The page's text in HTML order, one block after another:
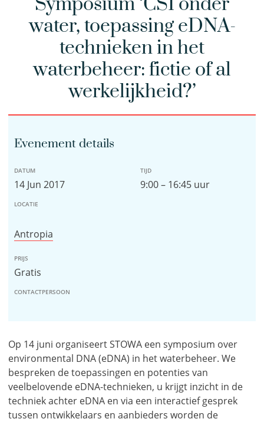
water, toepassing eDNA-
technieken in het
waterbeheer: fictie of al
werkelijkheid?’
Evenement details
DATUM
14 Jun 2017
TIJD
9:00 – 16:45 uur
LOCATIE
Antropia
PRIJS
Gratis
CONTACTPERSOON
Op 14 juni organiseert STOWA een symposium over
environmental DNA (eDNA) in het waterbeheer. We
bespreken de toepassingen en potenties van
veelbelovende eDNA-technieken, u krijgt inzicht in de
techniek achter eDNA en via een interactief gesprek
tussen ontwikkelaars en aanbieders worden de